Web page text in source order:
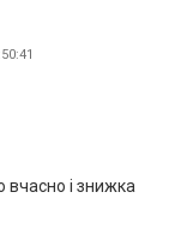
вчасно і знижка